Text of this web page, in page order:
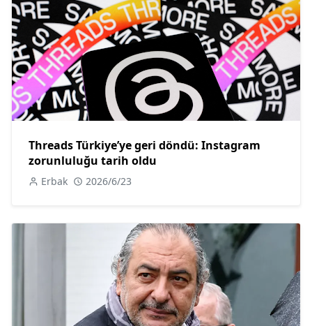
Threads Türkiye’ye geri döndü: Instagram
zorunluluğu tarih oldu
Erbak 2026/6/23